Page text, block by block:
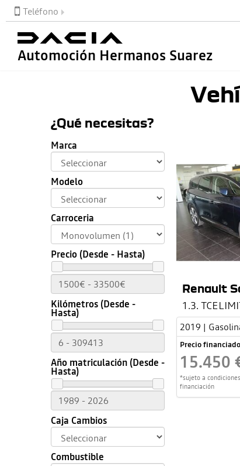
Teléfono
Automoción Hermanos Suarez
¿Qué necesitas?
Marca
Modelo
Carroceria
Precio (Desde - Hasta)
Kilómetros (Desde -
Hasta)
Año matriculación (Desde -
Hasta)
Caja Cambios
Combustible
Renault
1.3.
2019 |
Precio financiado
15.450
*sujeto a
financiación